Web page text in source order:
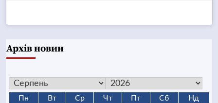
Архів новин
Пн Вт Ср Чт Пт Сб Нд